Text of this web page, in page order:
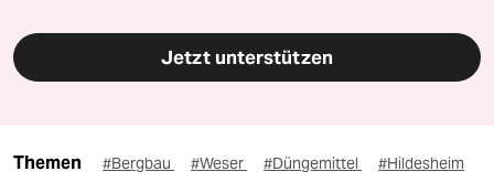
Jetzt unterstützen
Themen #Bergbau #Weser #Düngemittel #Hildesheim